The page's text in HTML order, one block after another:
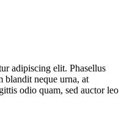
adipiscing elit. Phasellus
blandit neque urna, at
odio quam, sed auctor leo